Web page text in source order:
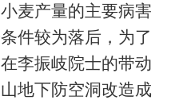
麦产量的主要病害
件较为落后，为了
李振岐院士的带动
地下防空洞改造成